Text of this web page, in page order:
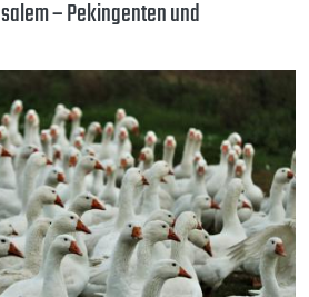
– Pekingenten und